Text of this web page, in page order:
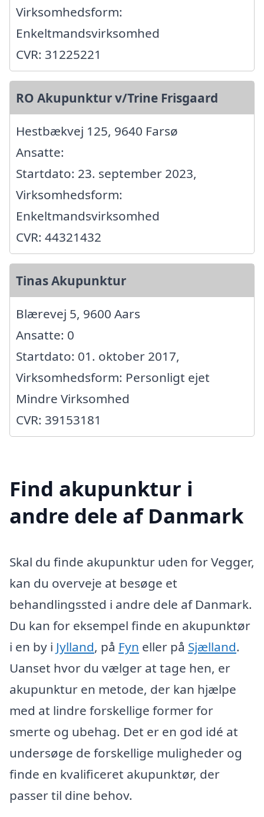
Virksomhedsform:
Enkeltmandsvirksomhed
CVR: 31225221
RO Akupunktur v/Trine Frisgaard
Hestbækvej 125, 9640 Farsø
Ansatte:
Startdato: 23. september 2023,
Virksomhedsform:
Enkeltmandsvirksomhed
CVR: 44321432
Tinas Akupunktur
Blærevej 5, 9600 Aars
Ansatte: 0
Startdato: 01. oktober 2017,
Virksomhedsform: Personligt ejet
Mindre Virksomhed
CVR: 39153181
Find akupunktur i
andre dele af Danmark
Skal du finde akupunktur uden for Vegger,
kan du overveje at besøge et
behandlingssted i andre dele af Danmark.
Du kan for eksempel finde en akupunktør
i en by i Jylland, på Fyn eller på Sjælland.
Uanset hvor du vælger at tage hen, er
akupunktur en metode, der kan hjælpe
med at lindre forskellige former for
smerte og ubehag. Det er en god idé at
undersøge de forskellige muligheder og
finde en kvalificeret akupunktør, der
passer til dine behov.